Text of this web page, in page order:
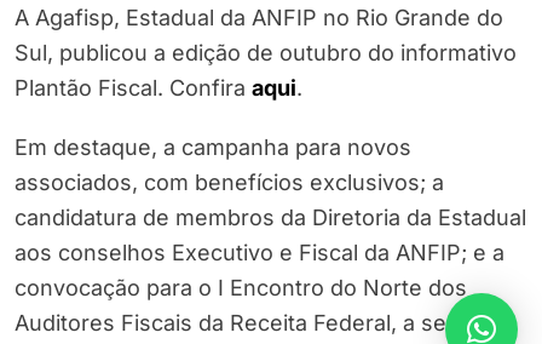
A Agafisp, Estadual da ANFIP no Rio Grande do
Sul, publicou a edição de outubro do informativo
Plantão Fiscal. Confira aqui.
Em destaque, a campanha para novos
associados, com benefícios exclusivos; a
candidatura de membros da Diretoria da Estadual
aos conselhos Executivo e Fiscal da ANFIP; e a
convocação para o I Encontro do Norte dos
Auditores Fiscais da Receita Federal, a ser